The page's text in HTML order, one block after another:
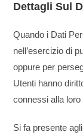
Dettagli Sul
Quando i Dati
nell’esercizio di
oppure per
Utenti hanno
connessi alla
Si fa presente